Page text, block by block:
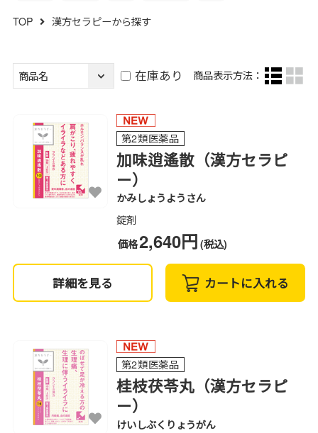
TOP 漢方セラピーから探す
在庫あり 商品表示方法：
第2類医薬品
加味逍遙散（漢方セラピ
ー）
かみしょうようさん
錠剤
価格2,640円 (税込)
詳細を見る カートに入れる
第2類医薬品
桂枝茯苓丸（漢方セラピ
ー）
けいしぶくりょうがん